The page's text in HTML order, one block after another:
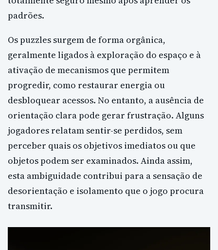
padrões.
Os puzzles surgem de forma orgânica,
geralmente ligados à exploração do espaço e à
ativação de mecanismos que permitem
progredir, como restaurar energia ou
desbloquear acessos. No entanto, a ausência de
orientação clara pode gerar frustração. Alguns
jogadores relatam sentir-se perdidos, sem
perceber quais os objetivos imediatos ou que
objetos podem ser examinados. Ainda assim,
esta ambiguidade contribui para a sensação de
desorientação e isolamento que o jogo procura
transmitir.